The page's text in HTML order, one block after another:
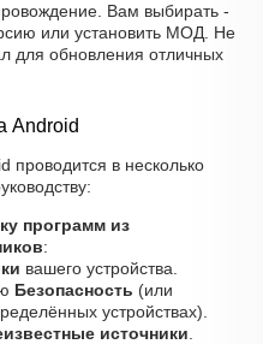
Вам выбирать -
или установить МОД. Не
для обновления отличных
Android
проводится в несколько
программ из
:
вашего устройства.
Безопасность (или
устройствах).
источники